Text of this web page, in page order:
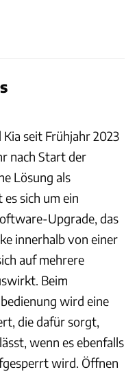
seit Frühjahr 2023
nach Start der
Lösung als
sich um ein
Upgrade, das
innerhalb von einer
auf mehrere
Beim
wird eine
die dafür sorgt,
wenn es ebenfalls
wird. Öffnen